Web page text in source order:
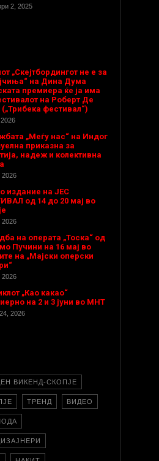
2, 2025
„Скејтбордингот не е за
на Дина Дума
премиера ќе ја има
на Роберт Де
фестивал“)
2026
„Меѓу нас“ на Индог
приказна за
надеж и колективна
2026
издание на ЈЕС
од 14 до 20 мај во
2026
на операта „Тоска“ од
Пучини на 16 мај во
на „Мајски оперски
2026
„Као какао“
на 2 и 3 јуни во МНТ
2026
ВИКЕНД-СКОПЈЕ
ТРЕНД ВИДЕО